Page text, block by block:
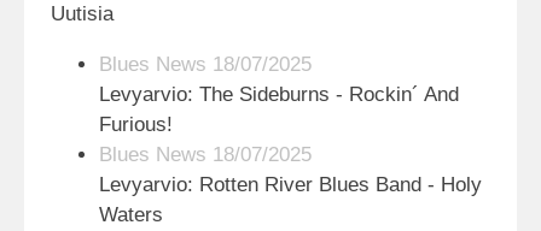
Uutisia
Blues News 18/07/2025
Levyarvio: The Sideburns - Rockin´ And
Furious!
Blues News 18/07/2025
Levyarvio: Rotten River Blues Band - Holy
Waters